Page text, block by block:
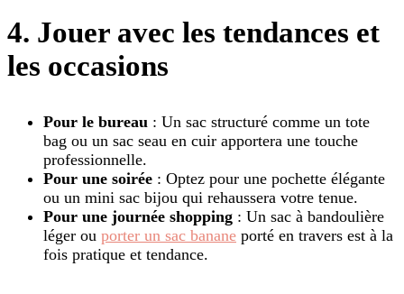
4. Jouer avec les tendances et
les occasions
Pour le bureau : Un sac structuré comme un tote
bag ou un sac seau en cuir apportera une touche
professionnelle.
Pour une soirée : Optez pour une pochette élégante
ou un mini sac bijou qui rehaussera votre tenue.
Pour une journée shopping : Un sac à bandoulière
léger ou porter un sac banane porté en travers est à la
fois pratique et tendance.